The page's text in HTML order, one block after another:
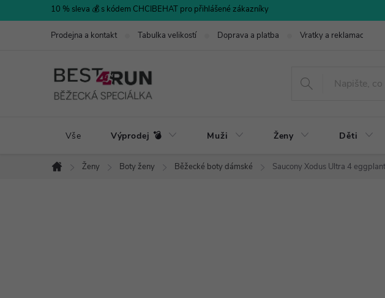
na
10 % sleva 💰 s kódem CHCIBEHAT pro přihlášené zákazníky
Prodejna a kontakt Tabulka velikostí Doprava a platba Vratky a reklamace
Vše Výprodej 💣 Muži Ženy Děti
Domů
Ženy Boty ženy Běžecké boty dámské Saucony Xodus Ultra 4